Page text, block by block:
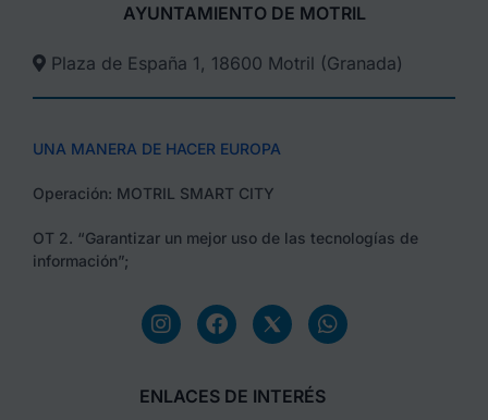
AYUNTAMIENTO DE MOTRIL
Plaza de España 1, 18600 Motril (Granada)​
UNA MANERA DE HACER EUROPA
Operación: MOTRIL SMART CITY
OT 2. “Garantizar un mejor uso de las tecnologías de
información”;
ENLACES DE INTERÉS